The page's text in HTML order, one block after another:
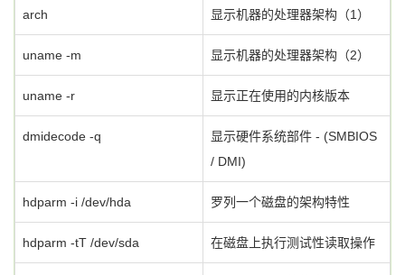
arch 显示机器的处理器架构（1）
uname -m 显示机器的处理器架构（2）
uname -r 显示正在使用的内核版本
dmidecode -q
显示硬件系统部件 - (SMBIOS
/ DMI)
hdparm -i /dev/hda 罗列一个磁盘的架构特性
hdparm -tT /dev/sda 在磁盘上执行测试性读取操作